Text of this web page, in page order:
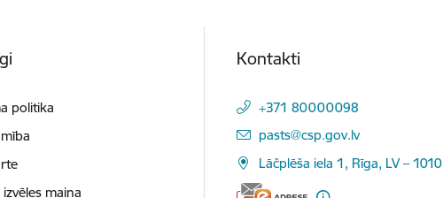
politika
maiņa
Kontakti
+371 80000098
E-pasts:
pasts@csp.gov.lv
Lāčplēša iela 1, Rīga, LV – 1010